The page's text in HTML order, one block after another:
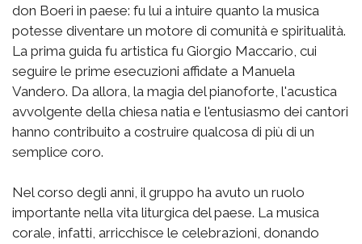
don Boeri in paese: fu lui a intuire quanto la musica
potesse diventare un motore di comunità e spiritualità.
La prima guida fu artistica fu Giorgio Maccario, cui
seguire le prime esecuzioni affidate a Manuela
Vandero. Da allora, la magia del pianoforte, l'acustica
avvolgente della chiesa natia e l'entusiasmo dei cantori
hanno contribuito a costruire qualcosa di più di un
semplice coro.
Nel corso degli anni, il gruppo ha avuto un ruolo
importante nella vita liturgica del paese. La musica
corale, infatti, arricchisce le celebrazioni, donando